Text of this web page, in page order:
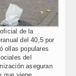
de la
del 40,5 por
ollas populares
del
aseguran